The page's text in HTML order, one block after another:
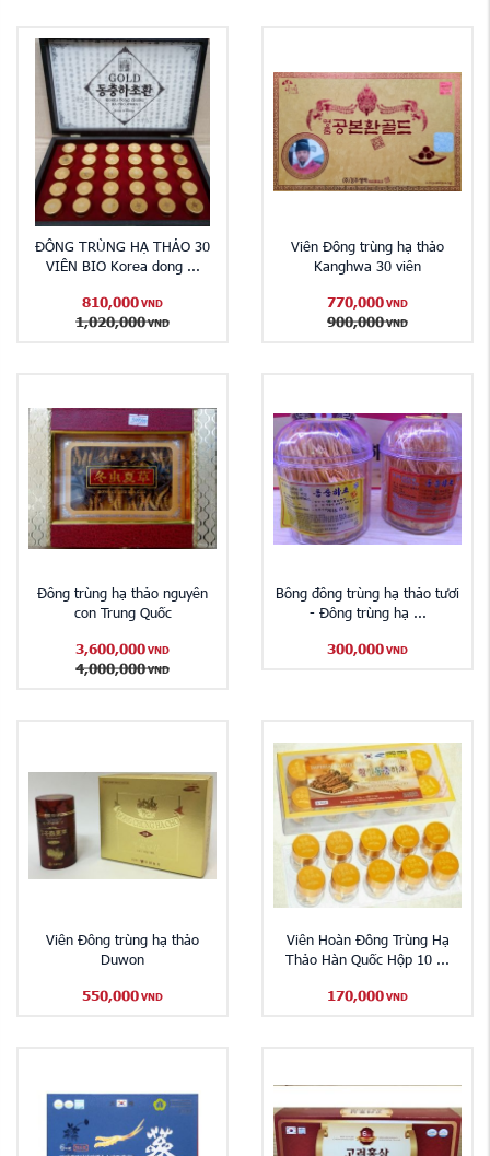
ĐÔNG TRÙNG HẠ THẢO 30
VIÊN BIO Korea dong ...
810,000 VND
1,020,000 VND
Viên Đông trùng hạ thảo
Kanghwa 30 viên
770,000 VND
900,000 VND
Đông trùng hạ thảo nguyên
con Trung Quốc
3,600,000 VND
4,000,000 VND
Bông đông trùng hạ thảo tươi
- Đông trùng hạ ...
300,000 VND
Viên Đông trùng hạ thảo
Duwon
550,000 VND
Viên Hoàn Đông Trùng Hạ
Thảo Hàn Quốc Hộp 10 ...
170,000 VND